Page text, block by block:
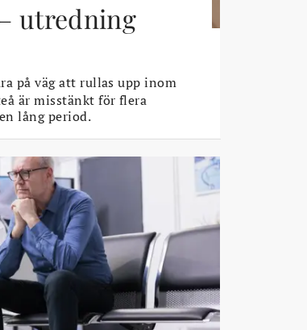
utredning
på väg att rullas upp inom
är misstänkt för flera
lång period.